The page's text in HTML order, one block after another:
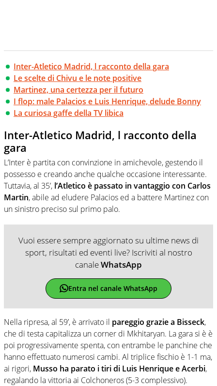
Inter-Atletico Madrid, l racconto della gara
Le scelte di Chivu e le note positive
Martinez, una certezza per il futuro
I flop: male Palacios e Luis Henrique, delude Bonny
La curiosa gaffe della TV libica
Inter-Atletico Madrid, l racconto della
gara
L’Inter è partita con convinzione in amichevole, gestendo il
possesso e creando anche qualche occasione interessante.
Tuttavia, al 35’, l’Atletico è passato in vantaggio con Carlos
Martin, abile ad eludere Palacios ed a battere Martinez con
un sinistro preciso sul primo palo.
Vuoi essere sempre aggiornato su ultime news di
sport, risultati ed eventi live? Iscriviti al nostro
canaleWhatsApp
Entra nel canale WhatsApp
Nella ripresa, al 59’, è arrivato il pareggio grazie a Bisseck,
che di testa capitalizza un corner di Mkhitaryan. La gara si è è
poi progressivamente spenta, con entrambe le panchine che
hanno effettuato numerosi cambi. Al triplice fischio è 1-1 ma,
ai rigori, Musso ha parato i tiri di Luis Henrique e Acerbi,
regalando la vittoria ai Colchoneros (5-3 complessivo).